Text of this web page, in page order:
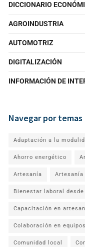
DICCIONARIO
AGROINDUSTRIA
AUTOMOTRIZ
DIGITALIZACIÓN
INFORMACIÓN DE
Navegar por temas
Adaptación a la
Ahorro energético
Artesanía Artesanía
Bienestar laboral desde
Capacitación en
Colaboración en
Comunidad local